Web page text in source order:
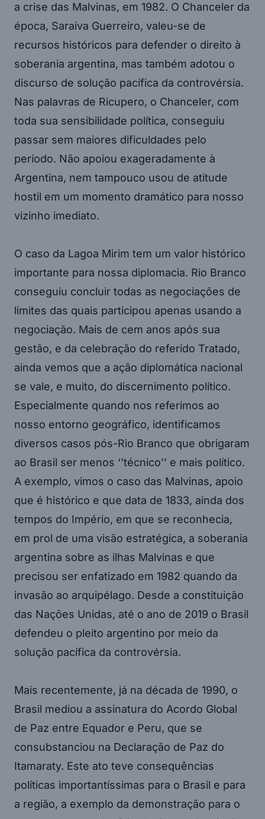
a crise das Malvinas, em 1982. O Chanceler da
época, Saraiva Guerreiro, valeu-se de
recursos históricos para defender o direito à
soberania argentina, mas também adotou o
discurso de solução pacífica da controvérsia.
Nas palavras de Ricupero, o Chanceler, com
toda sua sensibilidade política, conseguiu
passar sem maiores dificuldades pelo
período. Não apoiou exageradamente à
Argentina, nem tampouco usou de atitude
hostil em um momento dramático para nosso
vizinho imediato.
O caso da Lagoa Mirim tem um valor histórico
importante para nossa diplomacia. Rio Branco
conseguiu concluir todas as negociações de
limites das quais participou apenas usando a
negociação. Mais de cem anos após sua
gestão, e da celebração do referido Tratado,
ainda vemos que a ação diplomática nacional
se vale, e muito, do discernimento político.
Especialmente quando nos referimos ao
nosso entorno geográfico, identificamos
diversos casos pós-Rio Branco que obrigaram
ao Brasil ser menos ‘’técnico’’ e mais político.
A exemplo, vimos o caso das Malvinas, apoio
que é histórico e que data de 1833, ainda dos
tempos do Império, em que se reconhecia,
em prol de uma visão estratégica, a soberania
argentina sobre as ilhas Malvinas e que
precisou ser enfatizado em 1982 quando da
invasão ao arquipélago. Desde a constituição
das Nações Unidas, até o ano de 2019 o Brasil
defendeu o pleito argentino por meio da
solução pacífica da controvérsia.
Mais recentemente, já na década de 1990, o
Brasil mediou a assinatura do Acordo Global
de Paz entre Equador e Peru, que se
consubstanciou na Declaração de Paz do
Itamaraty. Este ato teve consequências
políticas importantíssimas para o Brasil e para
a região, a exemplo da demonstração para o